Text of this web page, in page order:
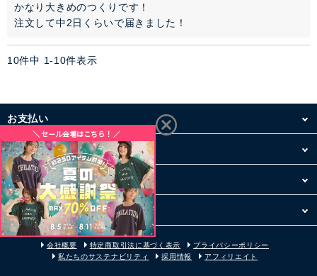
かなり大きめのつくりです！
注文して中2日くらいで届きました！
10件中 1-10件表示
お支払い
配送・送料
お買い物について
その他
会社概要 特定商取引法に基づく表示
プライバシーポリシー
私たちのサステナビリティ
採用情報 アフィリエイト